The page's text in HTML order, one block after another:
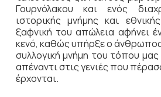
Γουρνόλακου και ενός
ιστορικής μνήμης και
ξαφνική του απώλεια αφήνει
κενό, καθώς υπήρξε ο
συλλογική μνήμη του τόπου
απέναντι στις γενιές που
έρχονται.